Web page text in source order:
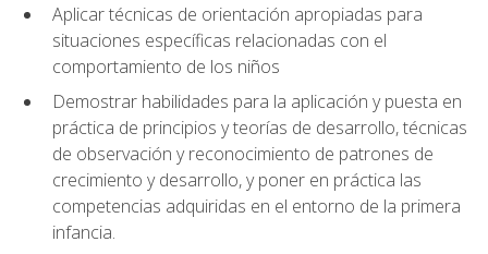
Aplicar técnicas de orientación apropiadas para
situaciones específicas relacionadas con el
comportamiento de los niños
Demostrar habilidades para la aplicación y puesta en
práctica de principios y teorías de desarrollo, técnicas
de observación y reconocimiento de patrones de
crecimiento y desarrollo, y poner en práctica las
competencias adquiridas en el entorno de la primera
infancia.